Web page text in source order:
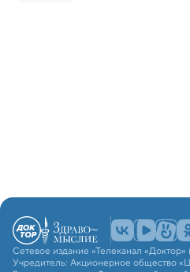
Сетевое издание «Телеканал «Доктор»
Учредитель: Акционерное общество